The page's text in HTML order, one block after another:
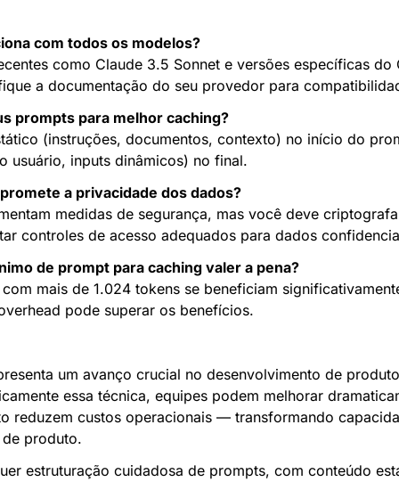
com todos os modelos?
como Claude 3.5 Sonnet e versões específicas do
a documentação do seu provedor para
prompts para melhor caching?
(instruções, documentos, contexto) no início do
usuário, inputs dinâmicos) no final.
a privacidade dos dados?
medidas de segurança, mas você deve
controles de acesso adequados para dados
de prompt para caching valer a pena?
mais de 1.024 tokens se beneficiam
pode superar os benefícios.
um avanço crucial no desenvolvimento de
essa técnica, equipes podem melhorar
reduzem custos operacionais — transformando
produto.
estruturação cuidadosa de prompts, com conteúdo